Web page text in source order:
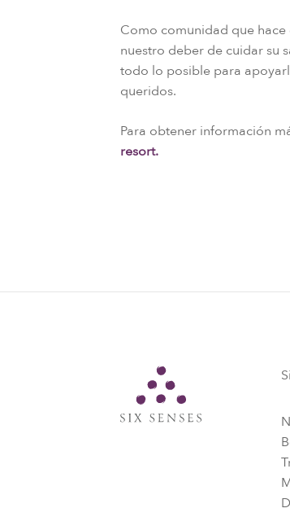
Como comunidad que
nuestro deber de cuidar su
todo lo posible para
queridos.
Para obtener información
resort.